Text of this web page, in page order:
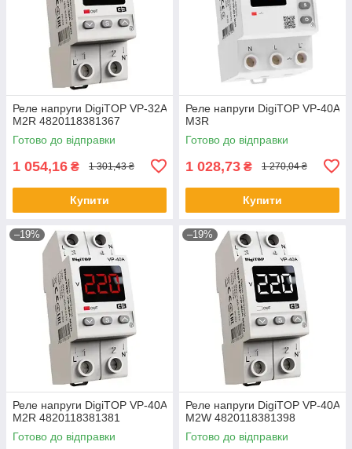
Реле напруги DigiTOP VP-32A
M2R 4820118381367
Готово до відправки
1 054,16 ₴ 1 301,43 ₴
Купити
Реле напруги DigiTOP VP-40A
M3R
Готово до відправки
1 028,73 ₴ 1 270,04 ₴
Купити
–19%
Реле напруги DigiTOP VP-40A
M2R 4820118381381
Готово до відправки
–19%
Реле напруги DigiTOP VP-40A
M2W 4820118381398
Готово до відправки